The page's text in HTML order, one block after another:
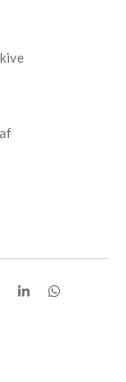
D
D